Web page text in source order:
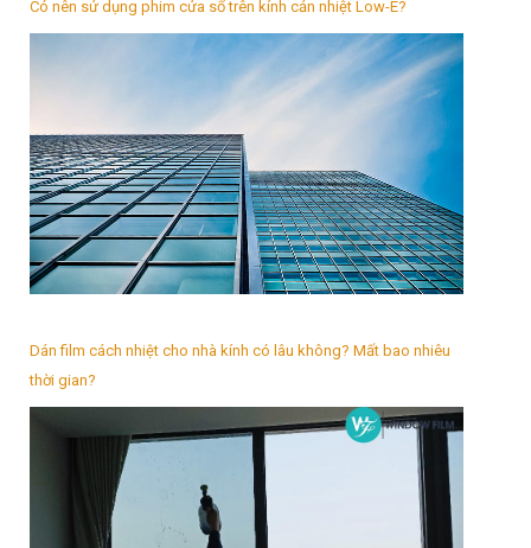
Có nên sử dụng phim cửa sổ trên kính cản nhiệt Low-E?
Dán film cách nhiệt cho nhà kính có lâu không? Mất bao nhiêu
thời gian?